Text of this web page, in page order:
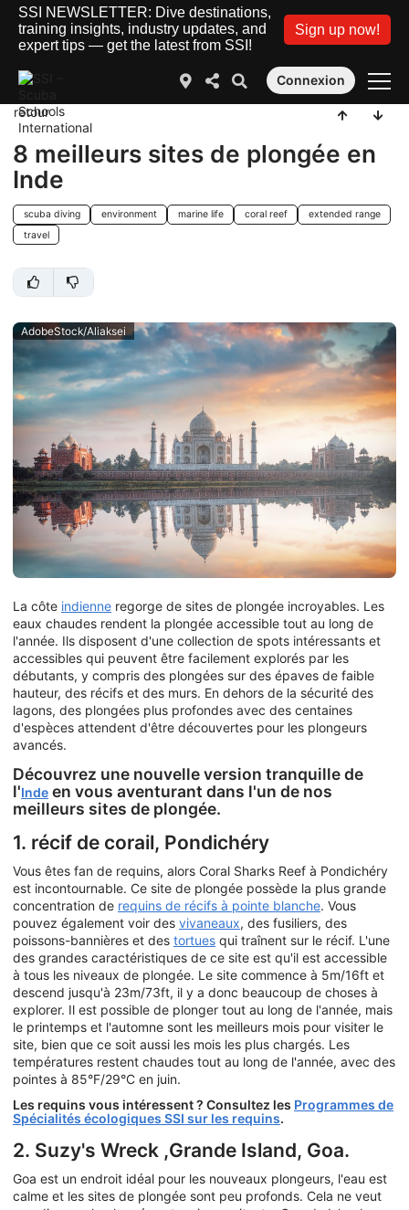
SSI NEWSLETTER: Dive destinations,
training insights, industry updates, and
expert tips — get the latest from SSI!
Sign up now!
Connexion
retour
8 meilleurs sites de plongée en
Inde
scuba diving environment marine life coral reef
extended range
travel
AdobeStock/Aliaksei
La côte indienne regorge de sites de plongée incroyables. Les
eaux chaudes rendent la plongée accessible tout au long de
l'année. Ils disposent d'une collection de spots intéressants et
accessibles qui peuvent être facilement explorés par les
débutants, y compris des plongées sur des épaves de faible
hauteur, des récifs et des murs. En dehors de la sécurité des
lagons, des plongées plus profondes avec des centaines
d'espèces attendent d'être découvertes pour les plongeurs
avancés.
Découvrez une nouvelle version tranquille de
l'Inde en vous aventurant dans l'un de nos
meilleurs sites de plongée.
1. récif de corail, Pondichéry
Vous êtes fan de requins, alors Coral Sharks Reef à Pondichéry
est incontournable. Ce site de plongée possède la plus grande
concentration de requins de récifs à pointe blanche. Vous
pouvez également voir des vivaneaux, des fusiliers, des
poissons-bannières et des tortues qui traînent sur le récif. L'une
des grandes caractéristiques de ce site est qu'il est accessible
à tous les niveaux de plongée. Le site commence à 5m/16ft et
descend jusqu'à 23m/73ft, il y a donc beaucoup de choses à
explorer. Il est possible de plonger tout au long de l'année, mais
le printemps et l'automne sont les meilleurs mois pour visiter le
site, bien que ce soit aussi les mois les plus chargés. Les
températures restent chaudes tout au long de l'année, avec des
pointes à 85°F/29°C en juin.
Les requins vous intéressent ? Consultez les Programmes de
Spécialités écologiques SSI sur les requins.
2. Suzy's Wreck ,Grande Island, Goa.
Goa est un endroit idéal pour les nouveaux plongeurs, l'eau est
calme et les sites de plongée sont peu profonds. Cela ne veut